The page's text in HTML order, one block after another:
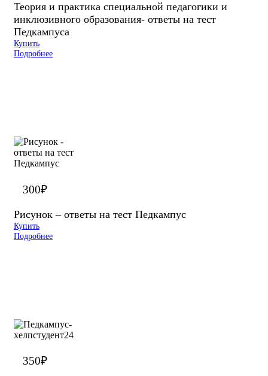
Теория и практика специальной педагогики и
инклюзивного образования- ответы на тест
Педкампуса
Купить
Подробнее
300₽
Рисунок – ответы на тест Педкампус
Купить
Подробнее
350₽